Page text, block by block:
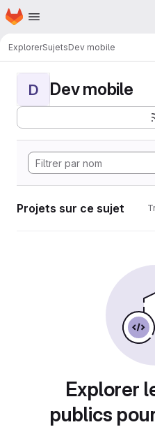
Passer au contenu principal
Page d'accueil
ExplorerSujetsDev mobile
D Dev mobile
Projets sur ce sujet
Explorer
publics